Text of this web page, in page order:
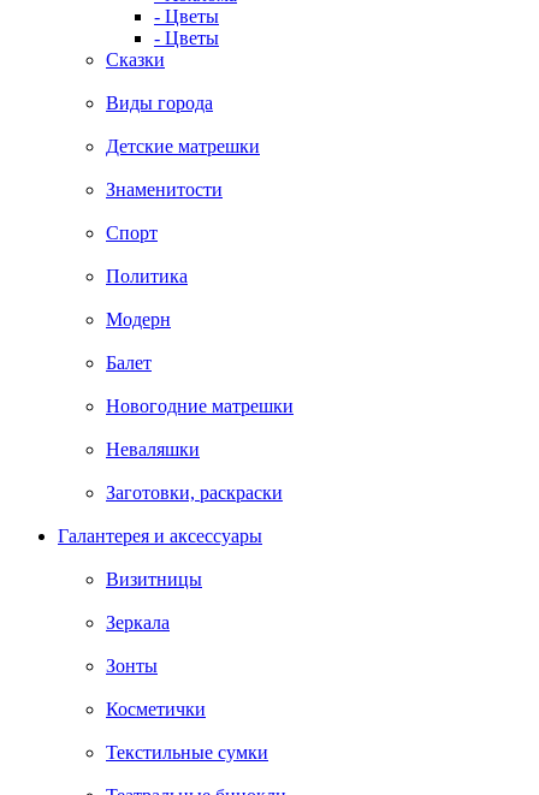
- Цветы
- Цветы
Сказки
Виды города
Детские матрешки
Знаменитости
Спорт
Политика
Модерн
Балет
Новогодние матрешки
Неваляшки
Заготовки, раскраски
Галантерея и аксессуары
Визитницы
Зеркала
Зонты
Косметички
Текстильные сумки